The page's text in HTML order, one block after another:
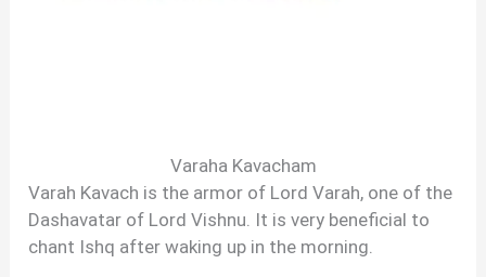
Varaha Kavacham
Varah Kavach is the armor of Lord Varah, one of the
Dashavatar of Lord Vishnu. It is very beneficial to
chant Ishq after waking up in the morning.